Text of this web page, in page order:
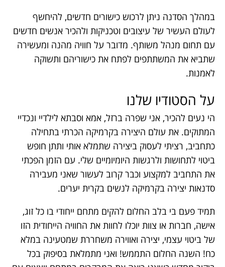
במהלך הסדנה ניתן לרכוש כישורים חדשים, להיחשף
לעולם העשיר של עיצובים וטכניקות ולהכיר אנשים חדשים
עם תחום מנהל משותף. מדובר על חוויה מהנה ומעשירה
שתביא את המשתתפים לפתח את כישוריהם ותשוקה
לאמנות.
על הסטודיו שלנו
הי נעים להכיר, אני שפרה ברזל, אמא וסבתא לילדיי ונכדיי
המתוקים. את עולם היצירה בקרמיקה הכרתי בתחילה
כתחביב, רציתי לעסוק ביצירה שתמלא אותי ותתן חופש
ביטוי לתחושות ולרגשות היומיומיים שלי. עם הזמן הפכתי
את התחביב למקצוע וכבר קרוב לעשור שאני מעבירה
סדנאות יצירה בקרמיקה לנשים בקרית יערים.
תמיד פעם בי בלב החלום להקים מתחם ייחודי בו כל זוג,
אישה, חברות או צוות יוכלו לחוות את החוויה הייחודית הזו
של ביטוי עצמי, יצירה ואווירה משחררת שמטעינה במלא
כח! השנה החלום התממש! ואני מתמלאת בסיפוק בכל